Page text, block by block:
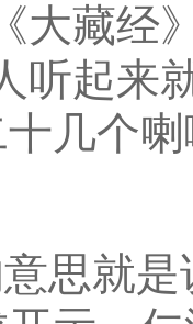
大藏经
起来
十几个
思就